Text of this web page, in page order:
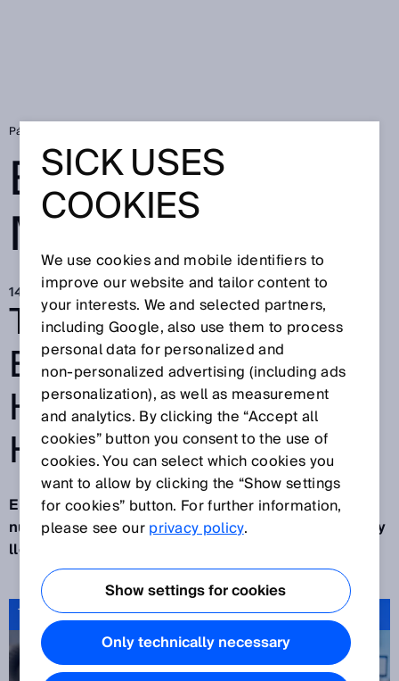
Página de inicio
BUENOS
MOTIVOS
14 dic 2022
TECNOLOGÍA PARA
EL BIEN: POR QUÉ
HACEMOS LO QUE
HACEMOS
El año 2022 nos ha planteado a todos más retos,
nuevos y diferentes. El año está a punto de acabar y
llega uno nuevo: es hora de hacer balance.
Tecnología para el bien: por qué hacemos lo que hacemos
SICK USES
COOKIES
We use cookies and mobile identifiers to
improve our website and tailor content to
your interests. We and selected partners,
including Google, also use them to process
personal data for personalized and
non‑personalized advertising (including ads
personalization), as well as measurement
and analytics. By clicking the “Accept all
cookies” button you consent to the use of
cookies. You can select which cookies you
want to allow by clicking the “Show settings
for cookies” button. For further information,
please see ourprivacy policy.
Show settings for cookies
Only technically necessary